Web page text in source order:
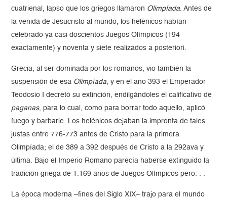
cuatrienal, lapso que los griegos llamaron Olimpíada. Antes de
la venida de Jesucristo al mundo, los helénicos habían
celebrado ya casi doscientos Juegos Olímpicos (194
exactamente) y noventa y siete realizados a posteriori.
Grecia, al ser dominada por los romanos, vio también la
suspensión de esa Olimpíada, y en el año 393 el Emperador
Teodosio I decretó su extinción, endilgándoles el calificativo de
paganas, para lo cual, como para borrar todo aquello, aplicó
fuego y barbarie. Los helénicos dejaban la impronta de tales
justas entre 776-773 antes de Cristo para la primera
Olimpíada; el de 389 a 392 después de Cristo a la 292ava y
última. Bajo el Imperio Romano parecía haberse extinguido la
tradición griega de 1.169 años de Juegos Olímpicos pero. . .
La época moderna –fines del Siglo XIX– trajo para el mundo